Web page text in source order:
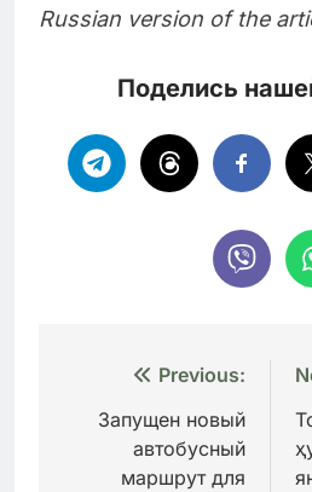
Russian version of the
Поделись
Навигация
записям
Previous:
Запущен новый
автобусный
маршрут для